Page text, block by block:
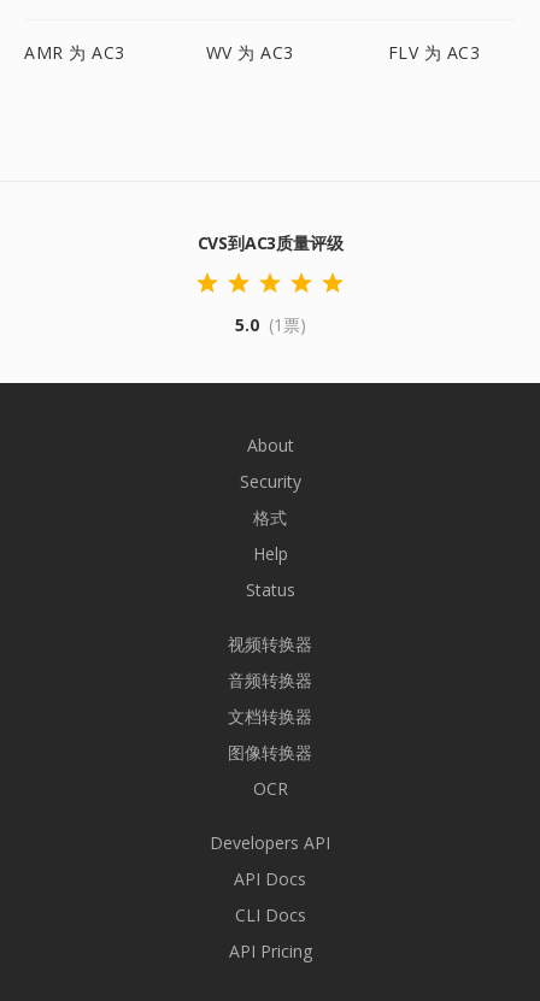
AMR 为 AC3 WV 为 AC3 FLV 为 AC3
CVS到AC3质量评级
5.0 (1票)
About
Security
格式
Help
Status
视频转换器
音频转换器
文档转换器
图像转换器
OCR
Developers API
API Docs
CLI Docs
API Pricing